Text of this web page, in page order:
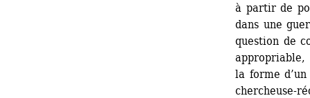
à partir de
dans une
question de
appropriable,
la forme
chercheuse-